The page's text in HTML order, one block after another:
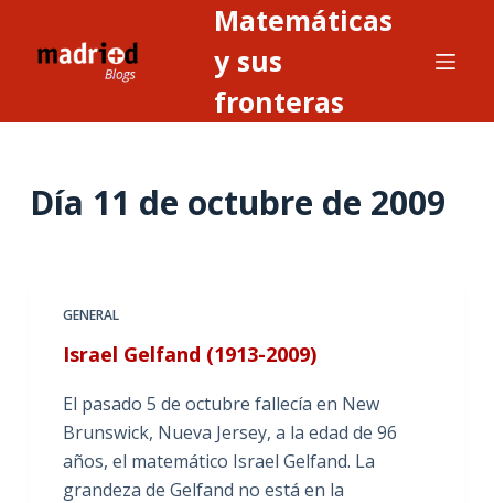
Matemáticas
y sus
fronteras
Día 11 de octubre de 2009
GENERAL
Israel Gelfand (1913-2009)
El pasado 5 de octubre fallecía en New
Brunswick, Nueva Jersey, a la edad de 96
años, el matemático Israel Gelfand. La
grandeza de Gelfand no está en la